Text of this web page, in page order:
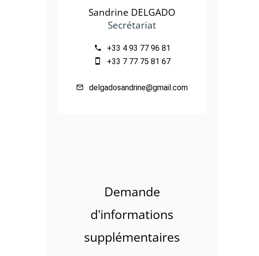
Sandrine DELGADO
Secrétariat
+33 4 93 77 96 81
+33 7 77 75 81 67
delgadosandrine@gmail.com
Demande
d'informations
supplémentaires